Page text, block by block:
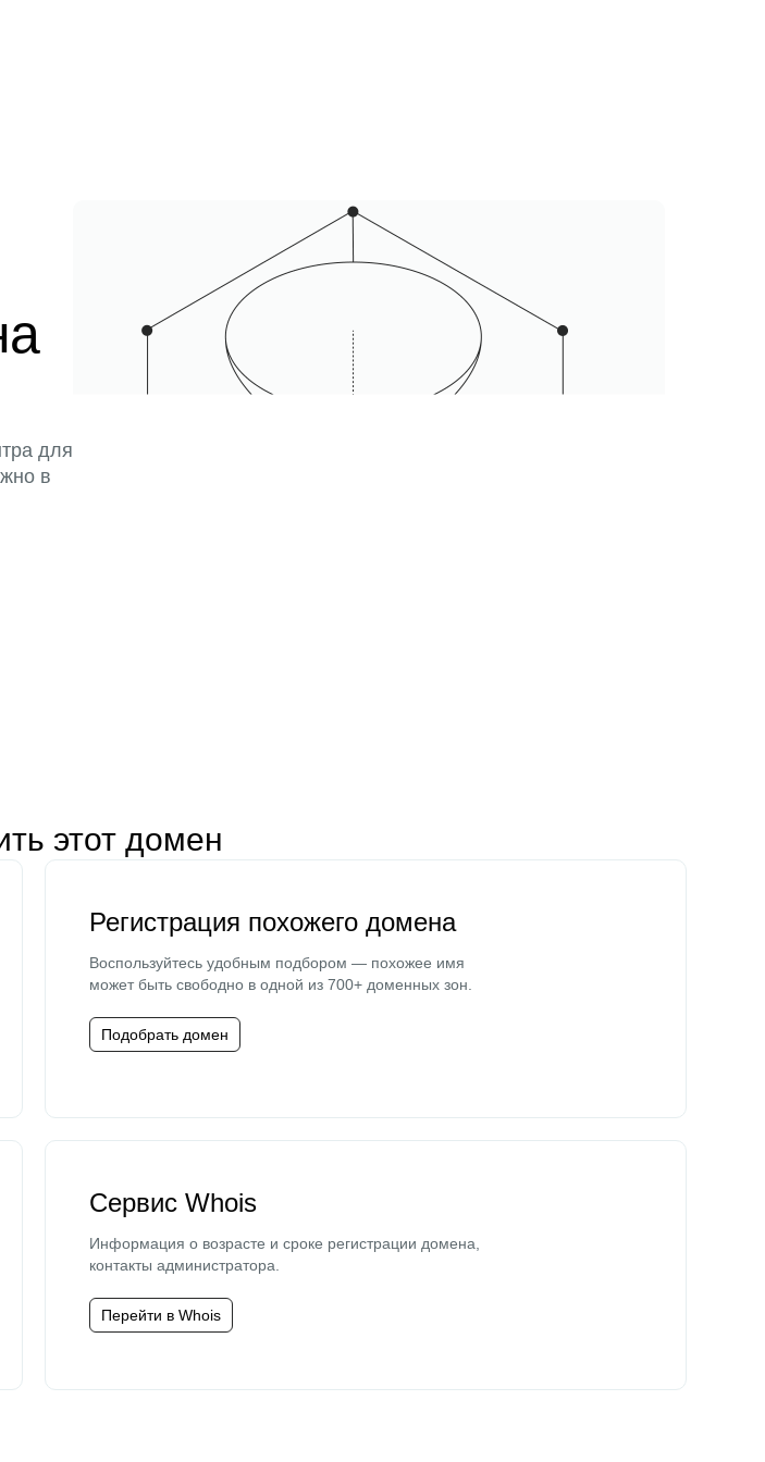
для
в
этот домен
Регистрация похожего домена
Воспользуйтесь удобным подбором — похожее имя
может быть свободно в одной из 700+ доменных зон.
Подобрать домен
Сервис Whois
Информация о возрасте и сроке регистрации домена,
контакты администратора.
Перейти в Whois